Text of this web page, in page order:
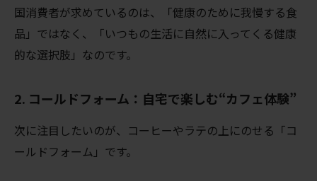
国消費者が求めているのは、「健康のために我慢する食
品」ではなく、「いつもの生活に自然に入ってくる健康
的な選択肢」なのです。
2. コールドフォーム：自宅で楽しむ“カフェ体験”
次に注目したいのが、コーヒーやラテの上にのせる「コ
ールドフォーム」です。